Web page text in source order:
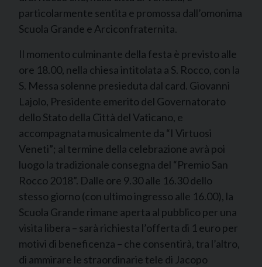
particolarmente sentita e promossa dall’omonima
Scuola Grande e Arciconfraternita.
Il momento culminante della festa è previsto alle
ore 18.00, nella chiesa intitolata a S. Rocco, con la
S. Messa solenne presieduta dal card. Giovanni
Lajolo, Presidente emerito del Governatorato
dello Stato della Città del Vaticano, e
accompagnata musicalmente da “I Virtuosi
Veneti”; al termine della celebrazione avrà poi
luogo la tradizionale consegna del “Premio San
Rocco 2018”. Dalle ore 9.30 alle 16.30 dello
stesso giorno (con ultimo ingresso alle 16.00), la
Scuola Grande rimane aperta al pubblico per una
visita libera – sarà richiesta l’offerta di 1 euro per
motivi di beneficenza – che consentirà, tra l’altro,
di ammirare le straordinarie tele di Jacopo